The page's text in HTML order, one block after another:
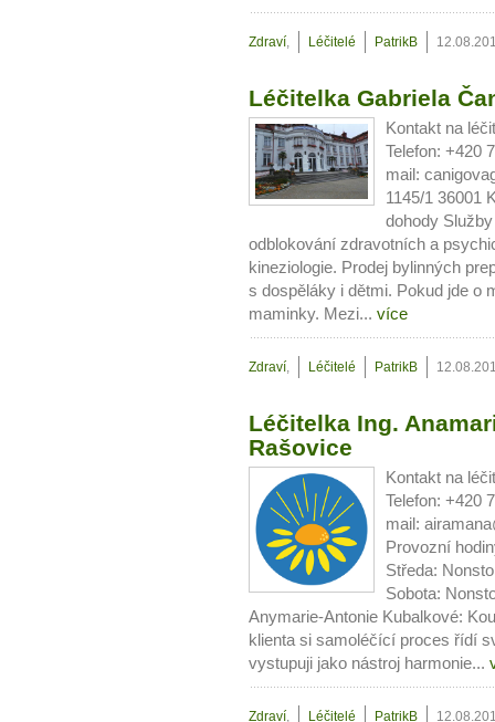
10 tipů
...
Máte pocit, že jste unaveni
Jak mít více energie
Jak vnést do života
Jak být šťastnější
Zdraví, Léčitelé PatrikB
Léčitelka Gabriela
Kontakt na
Telefon: +420
mail:
1145/1 36001
dohody
odblokování zdravotních a
kineziologie. Prodej bylinných
s dospěláky i dětmi. Pokud jde o
maminky. Mezi... více
Zdraví, Léčitelé PatrikB
Léčitelka Ing.
Rašovice
Kontakt na
Telefon: +420
mail:
Provozní
Středa:
Sobota:
Anymarie-Antonie Kubalkové:
klienta si samoléčící proces řídí
vystupuji jako nástroj harmonie...
Zdraví, Léčitelé PatrikB